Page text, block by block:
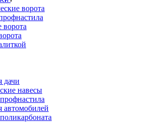
ворота
дачи
навесы
автомобилей